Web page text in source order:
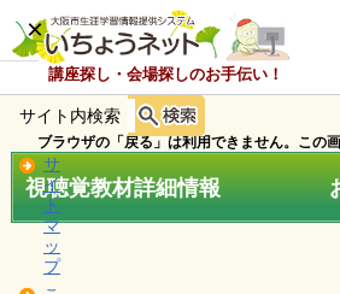
講座探し・会場探しのお手伝い！
×
ホ
ー
ム
知
ら
サイト内検索
サ
イ
ト
マ
ッ
プ
ブラウザの「戻る」は利用できません。この
視聴覚教材詳細情報 お問